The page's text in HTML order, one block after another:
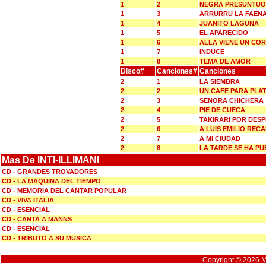
1
2
NEGRA
1
3
ARRURRU LA
1
4
JUANITO LAGUNA
1
5
EL APARECIDO
1
6
ALLA VIENE UN
1
7
INDUCE
1
8 TEMA DE AMOR
Disco# Canciones# Canciones
2 1
LA SIEMBRA
2
2
UN CAFE PARA
2
3
SENORA CHICHERA
2
4
PIE DE CUECA
2
5
TAKIRARI POR
2
6
A LUIS EMILIO
2
7
A MI CIUDAD
2
8 LA TARDE SE HA
Mas De INTI-ILLIMANI
CD - GRANDES TROVADORES
CD - LA MAQUINA DEL TIEMPO
CD - MEMORIA DEL CANTAR POPULAR
CD - VIVA ITALIA
CD - ESENCIAL
CD - CANTA A MANNS
CD - ESENCIAL
CD - TRIBUTO A SU MUSICA
Copyright © 2026